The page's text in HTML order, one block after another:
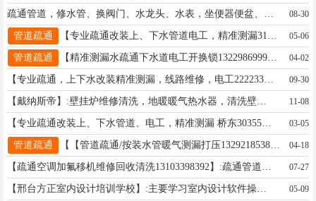
08-30
管道疏通 05-06
管道疏通 【精准测漏水疏通下水道电工开换锁13229869995】: 专业疏通改装维修上下水管道、疏通污水井管道、电锤打孔、安装更换水管、便池、阀门、热水器。疏通管道、修水管、换阀门、水龙头、水表、坐便器便盆、皮碗、水钻打孔，卫生间防水，建筑杂活疏通管道 承接疏通各种疑难下水道、上下水安装 专业疏通改装上、下水管道、电锤打孔、便池阀门热水器。疏通管道修水管换阀门、水龙头、水表、坐便器便盆、皮碗、水钻打孔，家庭电工、卫生间防水、开换锁。 地址、电话：桥东3097818桥西2222515一2222267 04-02
09-30
11-08
03-05
管道疏通 【【管道疏通/按装水管暖气测漏打压13292185382】】: 【管道疏通/按装水管暖气测漏打压13292185382】:疏通上下水管，坐便器，便池，污水井，下水道， 改装维修疏通家庭上下污水管，按装维修卫浴。水管，水龙头，阀门，水表，按装维修橱柜，电锤水钻打眼，卫生间防水，房顶防水，清洗地暖，更换分水器，地暖水管测漏，按装维修太阳能，太阳能移机，热水器和液晶电视，按装维修洗衣机，油烟机，浴霸灯具维修，家庭电路维修，更换插座，漏电保护器等，开锁换锁，更换锁具。维修电话13292185382 地址、电话：维修电话13292185382 04-18
07-27
05-09